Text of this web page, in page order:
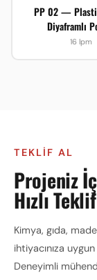
PP 02 —
Diyaframlı
16 lpm
TEKLIF AL
Projeniz
Hızlı
Kimya, gıda,
ihtiyacınıza
Deneyimli